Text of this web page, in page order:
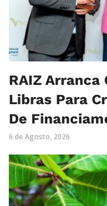
RAIZ Arranca
Libras Para
De
6 de Agosto, 2026